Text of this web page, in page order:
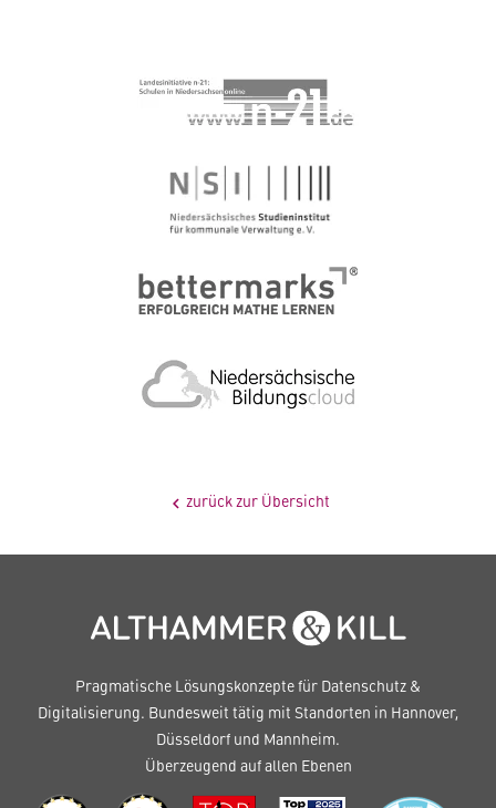
chevron_left zurück zur Übersicht
Pragmatische Lösungskonzepte für Datenschutz &
Digitalisierung. Bundesweit tätig mit Standorten in Hannover,
Düsseldorf und Mannheim.
Überzeugend auf allen Ebenen